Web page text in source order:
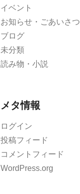
イベント
お知らせ・ごあいさつ
ブログ
未分類
読み物・小説
メタ情報
ログイン
投稿フィード
コメントフィード
WordPress.org